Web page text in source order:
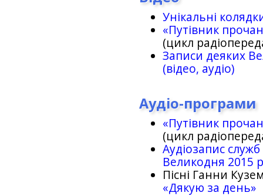
Унікальні
«Путівник
(цикл
Записи деяких
(відео, аудіо)
Аудіо-програми
«Путівник
(цикл
Аудіозапис
Великодня 2015
Пісні Ганни
«Дякую за день»